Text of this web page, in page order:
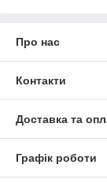
Про нас
Контакти
Доставка та
Графік роботи